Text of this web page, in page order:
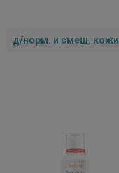
д/норм. и смеш. кожи